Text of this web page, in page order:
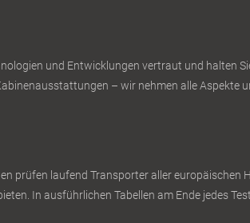
und Entwicklungen vertraut und
– wir nehmen alle Aspekte
prüfen laufend Transporter aller europäischen
In ausführlichen Tabellen am Ende jedes